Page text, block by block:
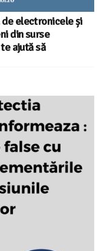
electronicele și
din surse
ajută să